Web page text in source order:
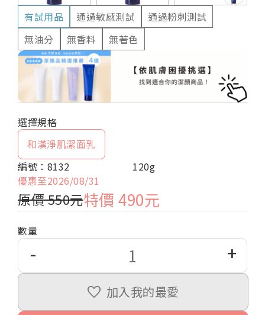
有試用品 通過敏感測試
通過粉刺測試
無油分
無香料 無著色
和漢淨肌潔面乳
編號：8132
120g
優惠至2026/08/31
原價 550元特價 490元
數量
- +
加入我的最愛